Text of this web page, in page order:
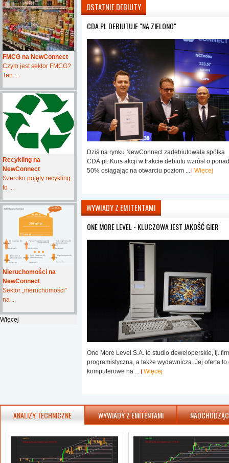
FMCG na NewConnect
Czym jest sektor FMCG?
Ten ...
Recykling na
NewConnect
Szeroko pojęty recykling
to ...
Nieruchomości na
NewConnect
Sektor „nieruchomości”
na ...
Więcej
OSTATNIE DEBIUTY
CDA.PL DEBIUTUJE "NA ZIELONO"
Dziś na rynku NewConnect zadebiutowała spółka
CDA.pl. Kurs akcji w trakcie debiutu wzrósł o ponad
50% osiągając na otwarciu poziom ... Więcej
WYWIADY Z EMITENTAMI
ONE MORE LEVEL - KLUCZOWA JEST JAKOŚĆ GIER
One More Level S.A. to studio deweloperskie, tj.
programistyczna, a także wydawnicza. Jej oferta to
komputerowe na ... Więcej
ANALIZY TECHNICZNE WYWIADY Z EMITENTAMI